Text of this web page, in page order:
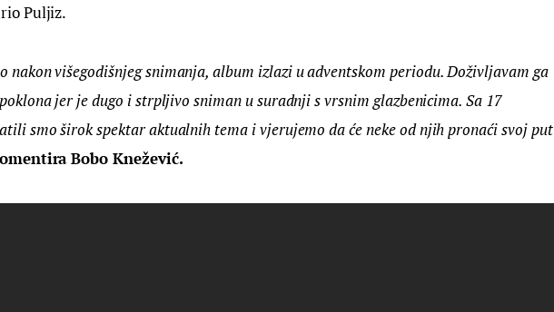
Puljiz.
nakon višegodišnjeg snimanja, album izlazi u adventskom periodu. Doživljavam ga
jer je dugo i strpljivo sniman u suradnji s vrsnim glazbenicima. Sa 17
smo širok spektar aktualnih tema i vjerujemo da će neke od njih pronaći svoj put
Bobo Knežević.